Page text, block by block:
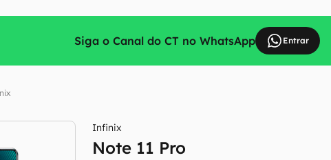
Siga o Canal do CT no WhatsApp Entrar
Infinix
Note 11 Pro